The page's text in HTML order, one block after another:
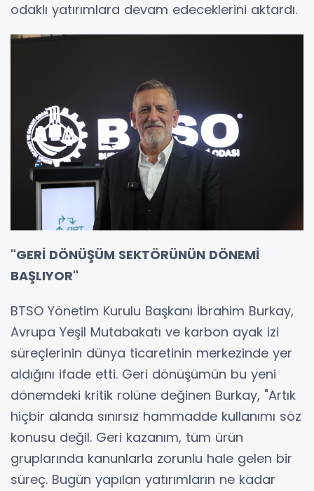
odaklı yatırımlara devam edeceklerini aktardı.
"GERİ DÖNÜŞÜM SEKTÖRÜNÜN DÖNEMİ
BAŞLIYOR"
BTSO Yönetim Kurulu Başkanı İbrahim Burkay,
Avrupa Yeşil Mutabakatı ve karbon ayak izi
süreçlerinin dünya ticaretinin merkezinde yer
aldığını ifade etti. Geri dönüşümün bu yeni
dönemdeki kritik rolüne değinen Burkay, "Artık
hiçbir alanda sınırsız hammadde kullanımı söz
konusu değil. Geri kazanım, tüm ürün
gruplarında kanunlarla zorunlu hale gelen bir
süreç. Bugün yapılan yatırımların ne kadar